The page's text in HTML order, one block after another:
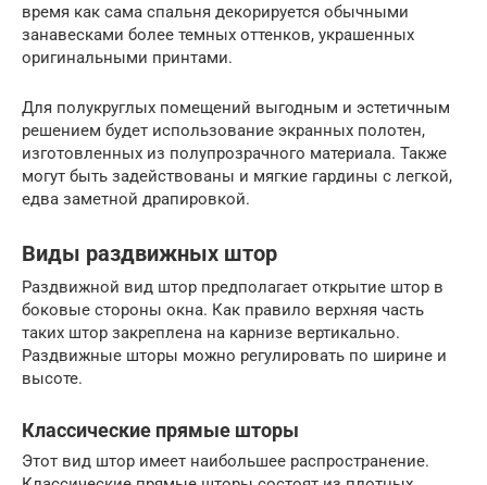
время как сама спальня декорируется обычными
занавесками более темных оттенков, украшенных
оригинальными принтами.
Для полукруглых помещений выгодным и эстетичным
решением будет использование экранных полотен,
изготовленных из полупрозрачного материала. Также
могут быть задействованы и мягкие гардины с легкой,
едва заметной драпировкой.
Виды раздвижных штор
Раздвижной вид штор предполагает открытие штор в
боковые стороны окна. Как правило верхняя часть
таких штор закреплена на карнизе вертикально.
Раздвижные шторы можно регулировать по ширине и
высоте.
Классические прямые шторы
Этот вид штор имеет наибольшее распространение.